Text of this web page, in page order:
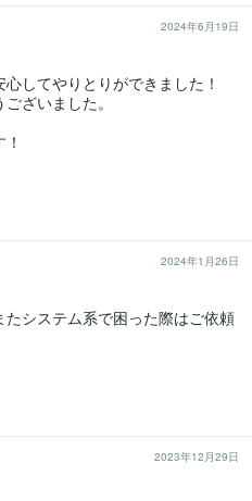
2024年6月19日
してやりとりができました！
ざいました。
2024年1月26日
システム系で困った際はご依頼
2023年12月29日